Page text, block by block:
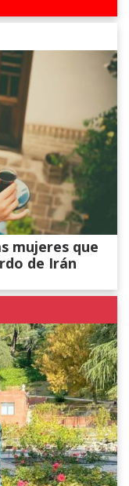
mujeres que
de Irán